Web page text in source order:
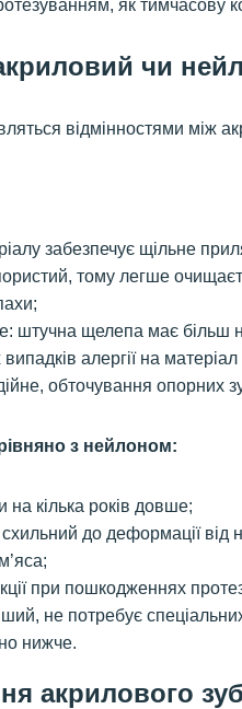
як тимчасову
чи
відмінностями між
забезпечує щільне
тому легше
штучна щелепа має більш
алергії на
обточування опорних
з нейлоном:
на кілька років довше;
до деформації від
при пошкодженнях
не потребує
нижче.
акрилового